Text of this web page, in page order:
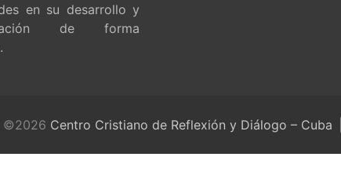
en su desarrollo y
de forma
©2026 Centro Cristiano de Reflexión y Diálogo – Cuba